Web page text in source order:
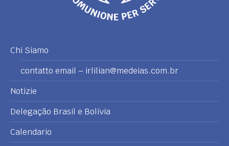
Chi Siamo
contatto email – irlilian@medeias.com.br
Notizie
Delegação Brasil e Bolívia
Calendario